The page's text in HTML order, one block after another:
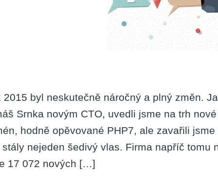
2015 byl neskutečně náročný a plný změn.
Srnka novým CTO, uvedli jsme na trh
hodně opěvované PHP7, ale zavařili
stály nejeden šedivý vlas. Firma napříč tomu
17 072 nových […]